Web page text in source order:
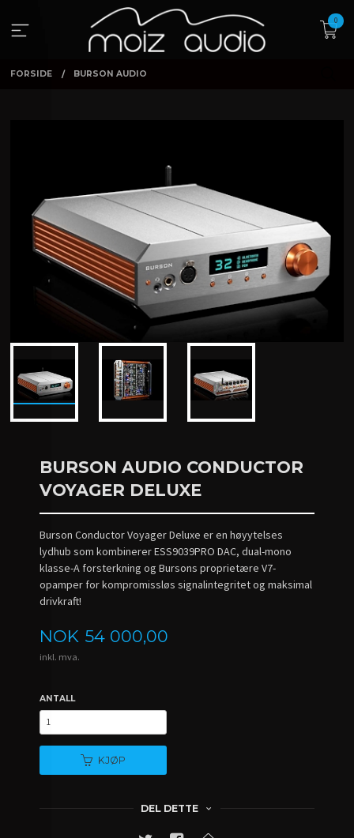
innholdet
0
FORSIDE BURSON AUDIO
BURSON AUDIO CONDUCTOR
VOYAGER DELUXE
Burson Conductor Voyager Deluxe er en høyytelses
lydhub som kombinerer ESS9039PRO DAC, dual-mono
klasse-A forsterkning og Bursons proprietære V7-
opamper for kompromissløs signalintegritet og maksimal
drivkraft!
Pris
NOK 54 000,00
inkl. mva.
ANTALL
KJØP
DEL DETTE